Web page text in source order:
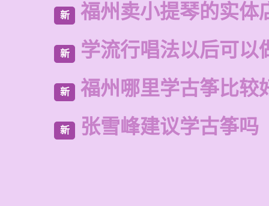
新 福州卖小提琴的实体
新 学流行唱法以后可以
新 福州哪里学古筝比较
新 张雪峰建议学古筝吗